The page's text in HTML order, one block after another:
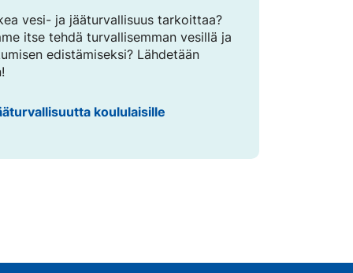
vesi- ja jääturvallisuus tarkoittaa?
itse tehdä turvallisemman vesillä ja
edistämiseksi? Lähdetään
koululaisille